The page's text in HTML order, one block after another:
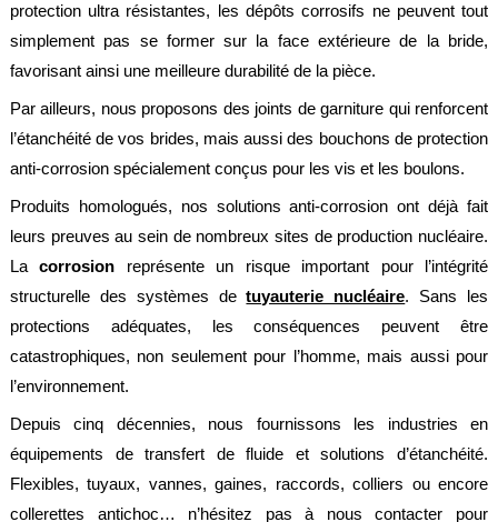
La
société
Présentation
Domaines
d'activité
engagements
Conditions
générales
de
vente
Actualités
Bibliothèque
Support
Tutoriels
techniques
protection ultra résistantes, les dépôts corrosifs ne peuvent tout
simplement pas se former sur la face extérieure de la bride,
favorisant ainsi une meilleure durabilité de la pièce.
Par ailleurs, nous proposons des joints de garniture qui renforcent
l’étanchéité de vos brides, mais aussi des bouchons de protection
anti-corrosion spécialement conçus pour les vis et les boulons.
Produits homologués, nos solutions anti-corrosion ont déjà fait
leurs preuves au sein de nombreux sites de production nucléaire.
Lacorrosion représente un risque important pour l’intégrité
structurelle des systèmes detuyauterie nucléaire. Sans les
protections adéquates, les conséquences peuvent être
catastrophiques, non seulement pour l’homme, mais aussi pour
l’environnement.
Depuis cinq décennies, nous fournissons les industries en
équipements de transfert de fluide et solutions d’étanchéité.
Flexibles, tuyaux, vannes, gaines, raccords, colliers ou encore
collerettes antichoc… n’hésitez pas à nous contacter pour